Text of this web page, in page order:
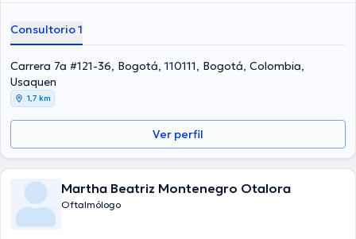
Consultorio 1
Carrera 7a #121-36, Bogotá, 110111, Bogotá, Colombia,
Usaquen
1,7 km
Ver perfil
Martha Beatriz Montenegro Otalora
Oftalmólogo